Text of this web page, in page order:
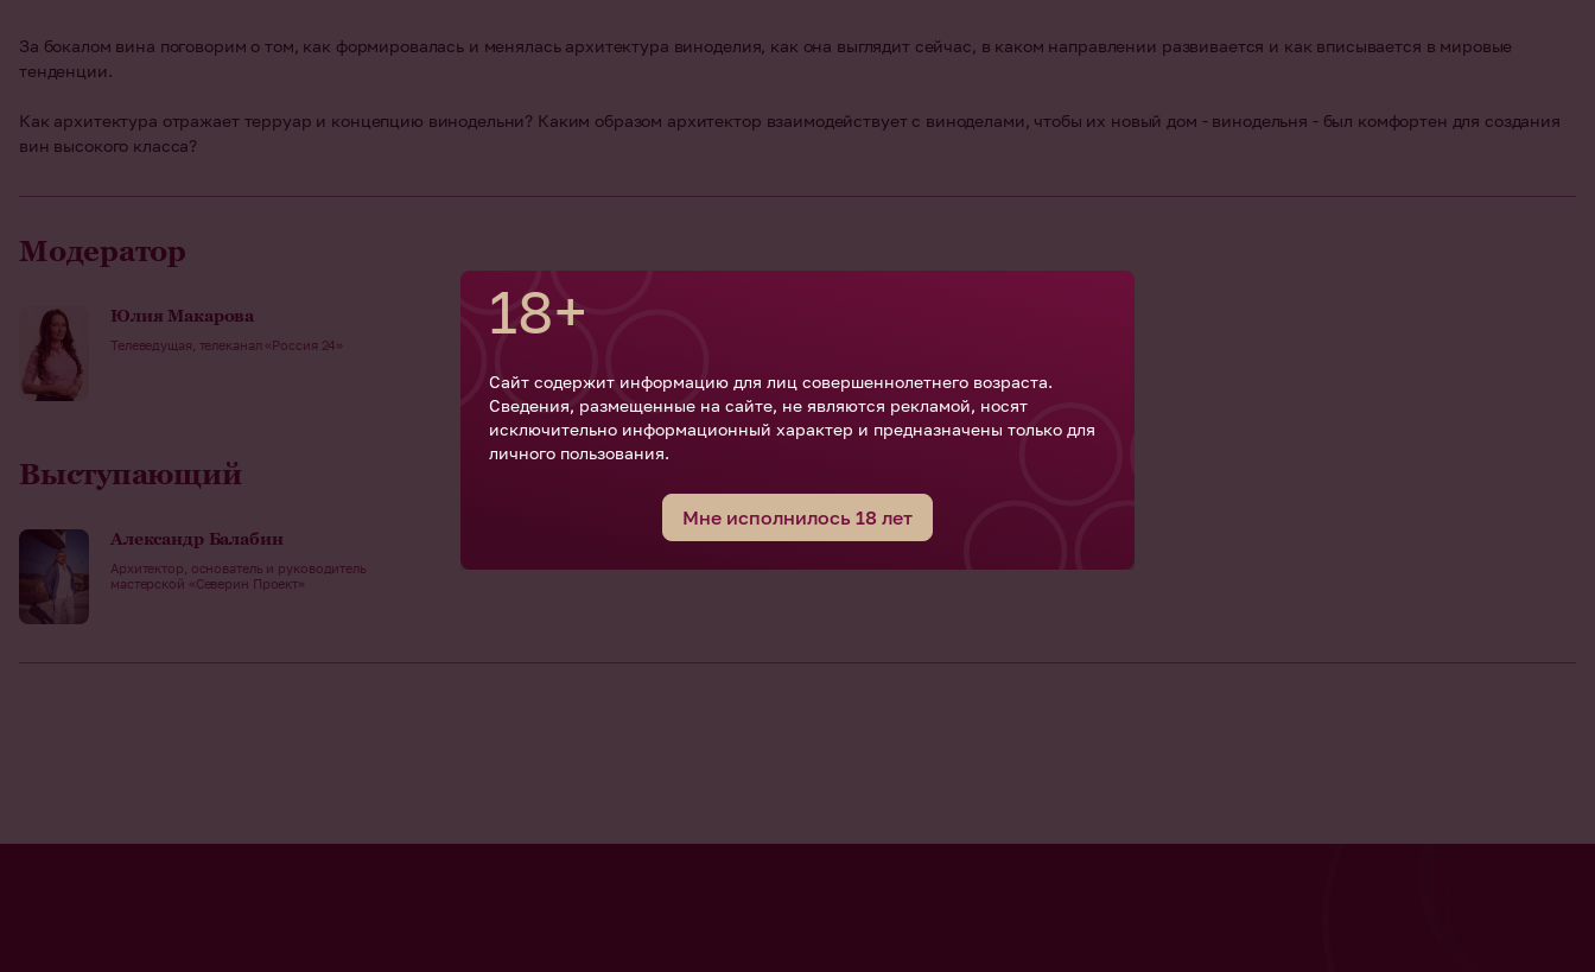
За бокалом вина поговорим о том, как формировалась и менялась архитектура виноделия, как она выглядит сейчас, в каком направлении развивается и как вписывается в мировые
тенденции.
Как архитектура отражает терруар и концепцию винодельни? Каким образом архитектор взаимодействует с виноделами, чтобы их новый дом - винодельня - был комфортен для создания
вин высокого класса?
Модератор
Юлия Макарова
Телеведущая, телеканал «Россия 24»
Выступающий
Александр Балабин
Архитектор, основатель и руководитель
мастерской «Северин Проект»
18+
Сайт содержит информацию для лиц совершеннолетнего возраста.
Сведения, размещенные на сайте, не являются рекламой, носят
исключительно информационный характер и предназначены только для
личного пользования.
Мне исполнилось 18 лет